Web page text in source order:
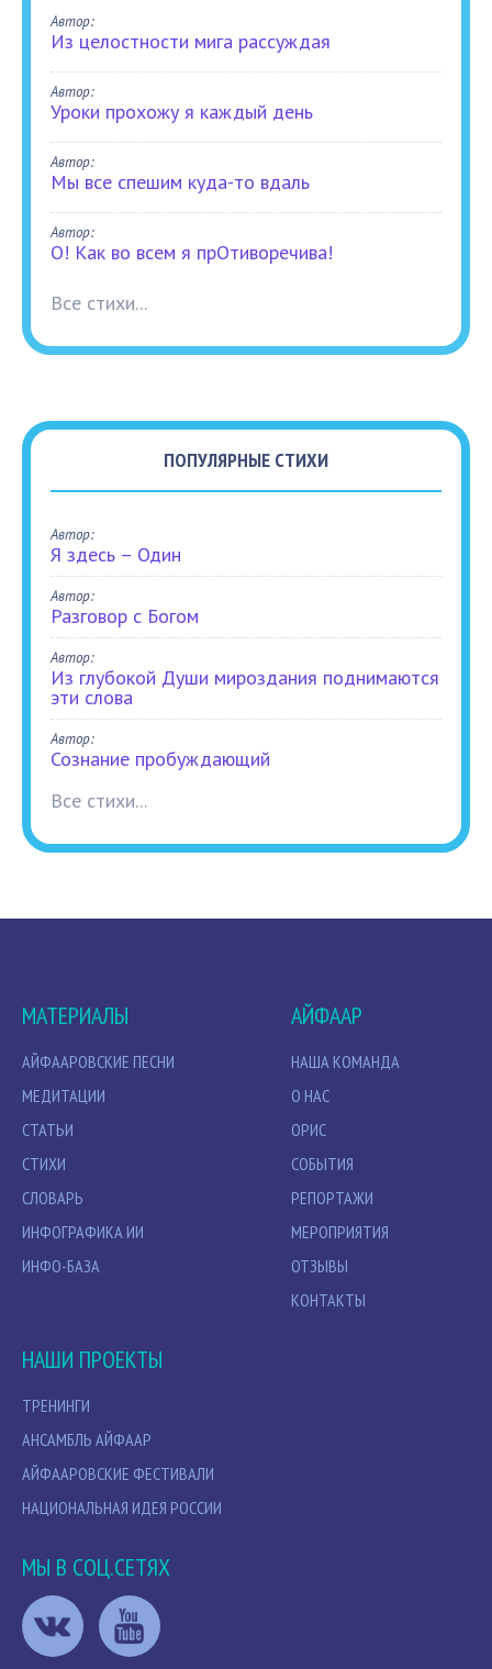
Автор:
Из целостности мига рассуждая
Автор:
Уроки прохожу я каждый день
Автор:
Мы все спешим куда-то вдаль
Автор:
О! Как во всем я прОтиворечива!
Все стихи...
ПОПУЛЯРНЫЕ СТИХИ
Автор:
Я здесь – Один
Автор:
Разговор с Богом
Автор:
Из глубокой Души мироздания поднимаются
эти слова
Автор:
Сознание пробуждающий
Все стихи...
МАТЕРИАЛЫ
АЙФААРОВСКИЕ ПЕСНИ
МЕДИТАЦИИ
СТАТЬИ
СТИХИ
СЛОВАРЬ
ИНФОГРАФИКА ИИ
ИНФО-БАЗА
АЙФААР
НАША КОМАНДА
О НАС
ОРИС
СОБЫТИЯ
РЕПОРТАЖИ
МЕРОПРИЯТИЯ
ОТЗЫВЫ
КОНТАКТЫ
НАШИ ПРОЕКТЫ
ТРЕНИНГИ
АНСАМБЛЬ АЙФААР
АЙФААРОВСКИЕ ФЕСТИВАЛИ
НАЦИОНАЛЬНАЯ ИДЕЯ РОССИИ
МЫ В СОЦ.СЕТЯХ